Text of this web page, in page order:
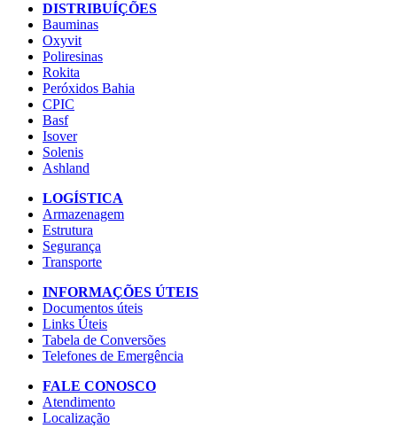
DISTRIBUÍÇÕES
Bauminas
Oxyvit
Poliresinas
Rokita
Peróxidos Bahia
CPIC
Basf
Isover
Solenis
Ashland
LOGÍSTICA
Armazenagem
Estrutura
Segurança
Transporte
INFORMAÇÕES ÚTEIS
Documentos úteis
Links Úteis
Tabela de Conversões
Telefones de Emergência
FALE CONOSCO
Atendimento
Localização